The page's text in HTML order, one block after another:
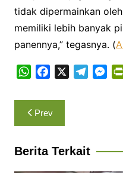
tidak dipermainkan
memiliki lebih banyak
panennya,” tegasnya. (
W
a
t
s
p
c
e
b
o
a
M
Navigasi
pos
Prev
Berita Terkait